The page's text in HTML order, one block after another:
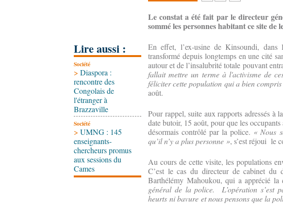
Lire aussi :
Société
> Diaspora :
rencontre des
Congolais de
l'étranger à
Brazzaville
Société
> UMNG : 145
enseignants-
chercheurs promus
aux sessions du
Cames
Le constat a été fait par le directeur
sommé les personnes habitant ce site de
En effet, l’ex-usine de Kinsoundi, dans
transformé depuis longtemps en une cité
autour et de l’insalubrité totale pouvant
fallait mettre un terme à l'activisme de
féliciter cette population qui a bien compris
août.
Pour rappel, suite aux rapports adressés
date butoir, 15 août, pour que les
désormais contrôlé par la police. « Nous
qu’il n’y a plus personne », s’est réjoui le
Au cours de cette visite, les populations
C’est le cas du directeur de cabinet du
Barthélémy Mahoukou, qui a apprécié la
général de la police. L’opération s’est
heurts ni bavure et nous pensons que la